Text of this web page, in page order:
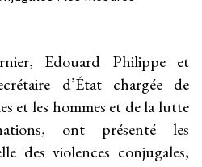
Edouard Philippe et
d’État chargée de
et les hommes et de la lutte
ont présenté les
des violences conjugales,